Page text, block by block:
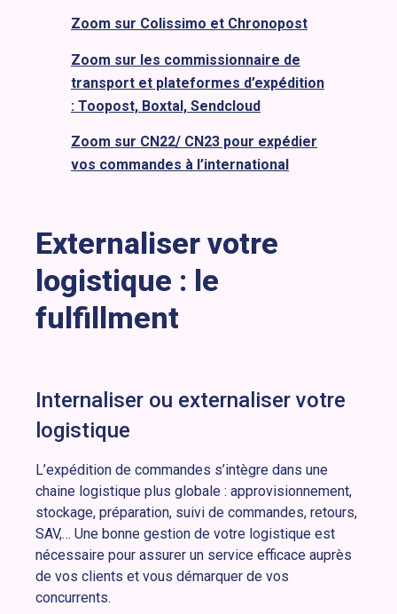
Zoom sur Colissimo et Chronopost
Zoom sur les commissionnaire de
transport et plateformes d’expédition
: Toopost, Boxtal, Sendcloud
Zoom sur CN22/ CN23 pour expédier
vos commandes à l’international
Externaliser votre
logistique : le
fulfillment
Internaliser ou externaliser votre
logistique
L’expédition de commandes s’intègre dans une
chaine logistique plus globale : approvisionnement,
stockage, préparation, suivi de commandes, retours,
SAV,… Une bonne gestion de votre logistique est
nécessaire pour assurer un service efficace auprès
de vos clients et vous démarquer de vos
concurrents.